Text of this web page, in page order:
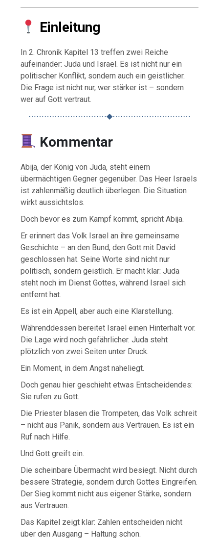
Einleitung
In 2. Chronik Kapitel 13 treffen zwei Reiche
aufeinander: Juda und Israel. Es ist nicht nur ein
politischer Konflikt, sondern auch ein geistlicher.
Die Frage ist nicht nur, wer stärker ist – sondern
wer auf Gott vertraut.
⋯⋯⋯⋯⋯⋯⋯⋯⋯⋯◆⋯⋯⋯⋯⋯⋯⋯⋯⋯⋯
Kommentar
Abija, der König von Juda, steht einem
übermächtigen Gegner gegenüber. Das Heer Israels
ist zahlenmäßig deutlich überlegen. Die Situation
wirkt aussichtslos.
Doch bevor es zum Kampf kommt, spricht Abija.
Er erinnert das Volk Israel an ihre gemeinsame
Geschichte – an den Bund, den Gott mit David
geschlossen hat. Seine Worte sind nicht nur
politisch, sondern geistlich. Er macht klar: Juda
steht noch im Dienst Gottes, während Israel sich
entfernt hat.
Es ist ein Appell, aber auch eine Klarstellung.
Währenddessen bereitet Israel einen Hinterhalt vor.
Die Lage wird noch gefährlicher. Juda steht
plötzlich von zwei Seiten unter Druck.
Ein Moment, in dem Angst naheliegt.
Doch genau hier geschieht etwas Entscheidendes:
Sie rufen zu Gott.
Die Priester blasen die Trompeten, das Volk schreit
– nicht aus Panik, sondern aus Vertrauen. Es ist ein
Ruf nach Hilfe.
Und Gott greift ein.
Die scheinbare Übermacht wird besiegt. Nicht durch
bessere Strategie, sondern durch Gottes Eingreifen.
Der Sieg kommt nicht aus eigener Stärke, sondern
aus Vertrauen.
Das Kapitel zeigt klar: Zahlen entscheiden nicht
über den Ausgang – Haltung schon.